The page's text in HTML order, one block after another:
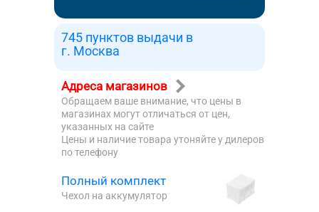
745 пунктов выдачи в
г. Москва
Адреса магазинов
Обращаем ваше внимание, что цены в
магазинах могут отличаться от цен,
указанных на сайте
Цены и наличие товара утоняйте у дилеров
по телефону
Полный комплект
Чехол на аккумулятор